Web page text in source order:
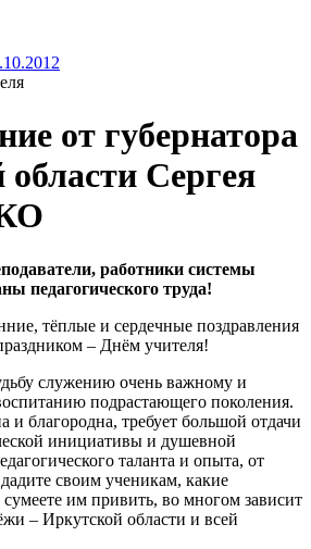
от губернатора
Сергея
работники системы
педагогического труда!
тёплые и сердечные поздравления
– Днём учителя!
служению очень важному и
подрастающего поколения.
и благородна, требует большой отдачи
инициативы и душевной
таланта и опыта, от
своим ученикам, какие
сумеете им привить, во многом зависит
– Иркутской области и всей